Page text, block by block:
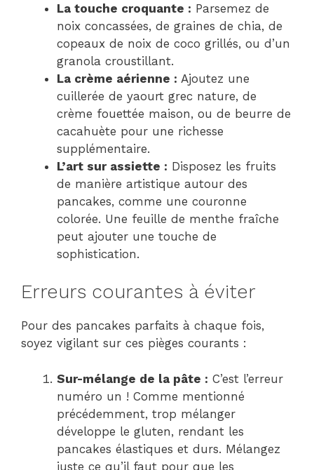
La touche croquante : Parsemez de
noix concassées, de graines de chia, de
copeaux de noix de coco grillés, ou d’un
granola croustillant.
La crème aérienne : Ajoutez une
cuillerée de yaourt grec nature, de
crème fouettée maison, ou de beurre de
cacahuète pour une richesse
supplémentaire.
L’art sur assiette : Disposez les fruits
de manière artistique autour des
pancakes, comme une couronne
colorée. Une feuille de menthe fraîche
peut ajouter une touche de
sophistication.
Erreurs courantes à éviter
Pour des pancakes parfaits à chaque fois,
soyez vigilant sur ces pièges courants :
Sur-mélange de la pâte : C’est l’erreur
numéro un ! Comme mentionné
précédemment, trop mélanger
développe le gluten, rendant les
pancakes élastiques et durs. Mélangez
juste ce qu’il faut pour que les